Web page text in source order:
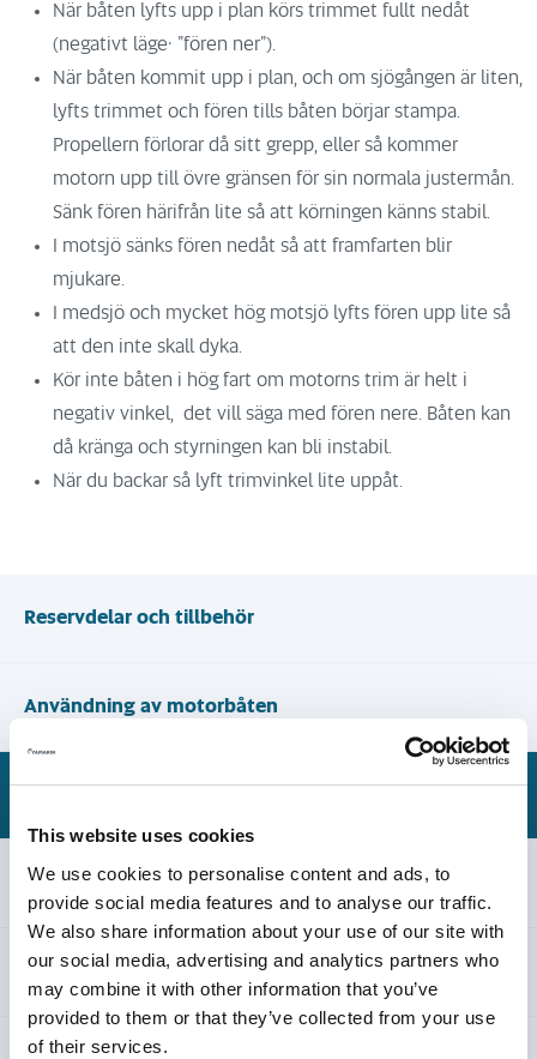
This website uses cookies
We use cookies to personalise content and ads, to
provide social media features and to analyse our traffic.
We also share information about your use of our site with
our social media, advertising and analytics partners who
may combine it with other information that you’ve
provided to them or that they’ve collected from your use
of their services.
När båten lyfts upp i plan körs trimmet fullt nedåt
(negativt läge· ”fören ner”).
När båten kommit upp i plan, och om sjögången är liten,
lyfts trimmet och fören tills båten börjar stampa.
Propellern förlorar då sitt grepp, eller så kommer
motorn upp till övre gränsen för sin normala justermån.
Sänk fören härifrån lite så att körningen känns stabil.
I motsjö sänks fören nedåt så att framfarten blir
mjukare.
I medsjö och mycket hög motsjö lyfts fören upp lite så
att den inte skall dyka.
Kör inte båten i hög fart om motorns trim är helt i
negativ vinkel, det vill säga med fören nere. Båten kan
då kränga och styrningen kan bli instabil.
När du backar så lyft trimvinkel lite uppåt.
Reservdelar och tillbehör
Användning av motorbåten
Tvätt och rengöring av en glasfiberbåt
Service och förvaring av kapell och båtdynor